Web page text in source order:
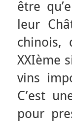
être
leur
chinois,
XXIème
vins
C’est
pour